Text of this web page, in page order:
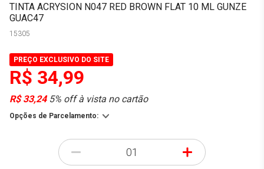
TINTA ACRYSION N047 RED BROWN FLAT 10 ML GUNZE
GUAC47
15305
PREÇO EXCLUSIVO DO SITE
R$ 34,99
R$ 33,245% off à vista no cartão
Opções de Parcelamento:
- +